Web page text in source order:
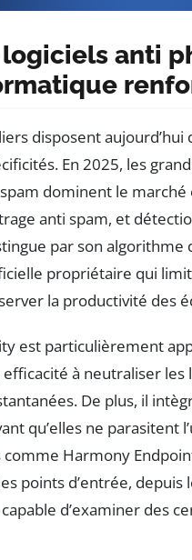
anti
disposent aujourd’hui
En 2025, les
dominent le
anti spam, et
par son
propriétaire qui
la productivité des
est particulièrement
à neutraliser
De plus, il
qu’elles ne parasitent
Harmony
points d’entrée, depuis
d’examiner des